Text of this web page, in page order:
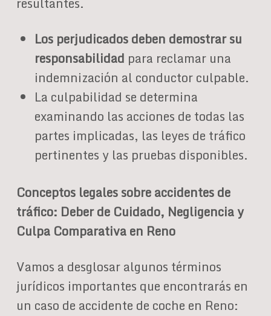
Los perjudicados deben demostrar su
responsabilidad para reclamar una
indemnización al conductor culpable.
La culpabilidad se determina
examinando las acciones de todas las
partes implicadas, las leyes de tráfico
pertinentes y las pruebas disponibles.
Conceptos legales sobre accidentes de
tráfico: Deber de Cuidado, Negligencia y
Culpa Comparativa en Reno
Vamos a desglosar algunos términos
jurídicos importantes que encontrarás en
un caso de accidente de coche en Reno: